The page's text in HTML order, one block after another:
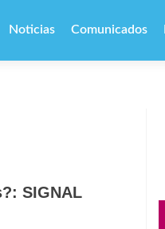
al
Noticias Comunicados
SIGNAL